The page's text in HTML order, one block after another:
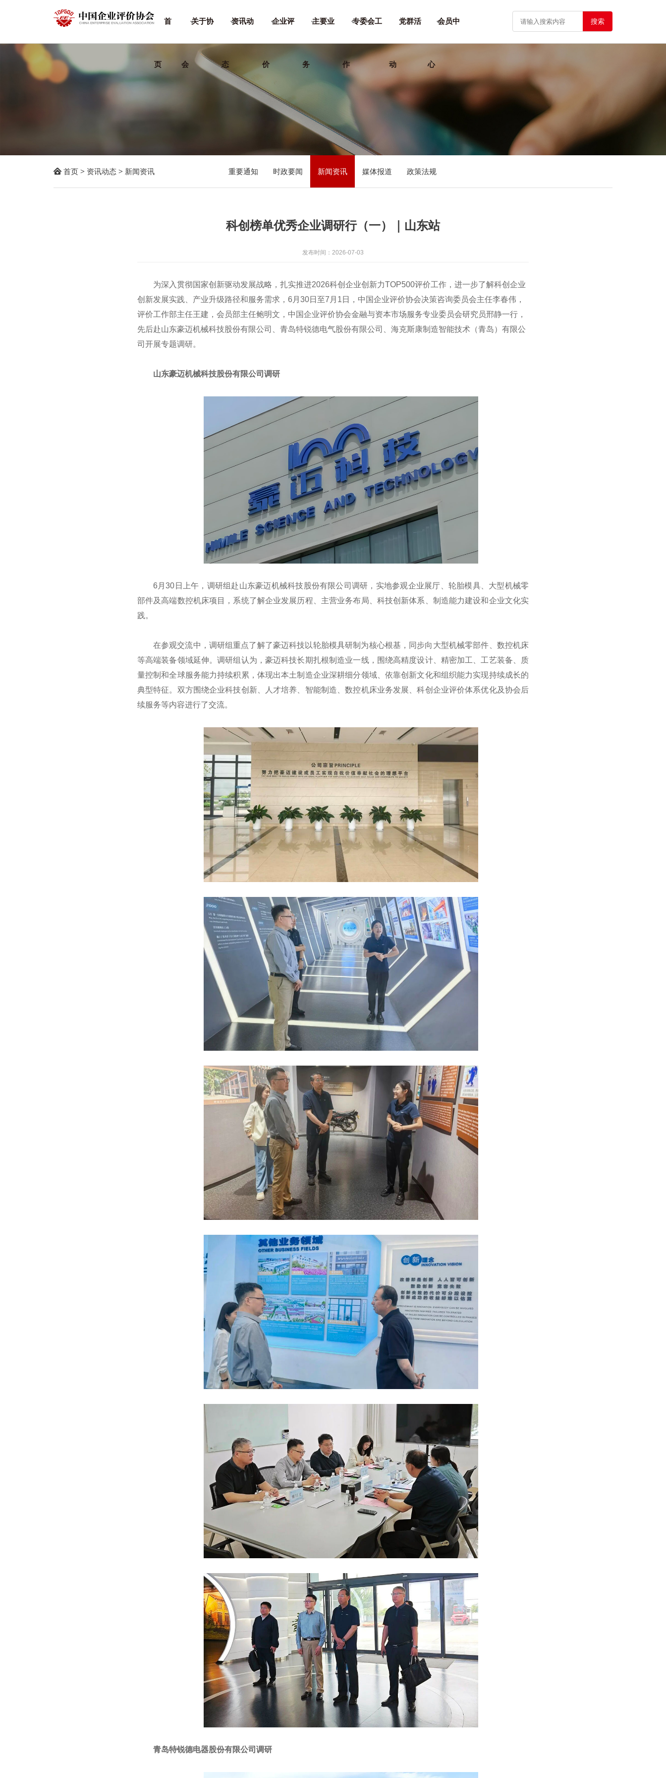
首
页
关于协
会
资讯动
态
企业评
价
主要业
务
专委会工
作
党群活
动
会员中
心
搜索
 首页 >资讯动态 >新闻资讯 重要通知 时政要闻 新闻资讯 媒体报道 政策法规
科创榜单优秀企业调研行（一）｜山东站
发布时间：2026-07-03
为深入贯彻国家创新驱动发展战略，扎实推进2026科创企业创新力TOP500评价工作，进一步了解科创企业
创新发展实践、产业升级路径和服务需求，6月30日至7月1日，中国企业评价协会决策咨询委员会主任李春伟，
评价工作部主任王建，会员部主任鲍明文，中国企业评价协会金融与资本市场服务专业委员会研究员邢静一行，
先后赴山东豪迈机械科技股份有限公司、青岛特锐德电气股份有限公司、海克斯康制造智能技术（青岛）有限公
司开展专题调研。
山东豪迈机械科技股份有限公司调研
6月30日上午，调研组赴山东豪迈机械科技股份有限公司调研，实地参观企业展厅、轮胎模具、大型机械零
部件及高端数控机床项目，系统了解企业发展历程、主营业务布局、科技创新体系、制造能力建设和企业文化实
践。
在参观交流中，调研组重点了解了豪迈科技以轮胎模具研制为核心根基，同步向大型机械零部件、数控机床
等高端装备领域延伸。调研组认为，豪迈科技长期扎根制造业一线，围绕高精度设计、精密加工、工艺装备、质
量控制和全球服务能力持续积累，体现出本土制造企业深耕细分领域、依靠创新文化和组织能力实现持续成长的
典型特征。双方围绕企业科技创新、人才培养、智能制造、数控机床业务发展、科创企业评价体系优化及协会后
续服务等内容进行了交流。
青岛特锐德电器股份有限公司调研